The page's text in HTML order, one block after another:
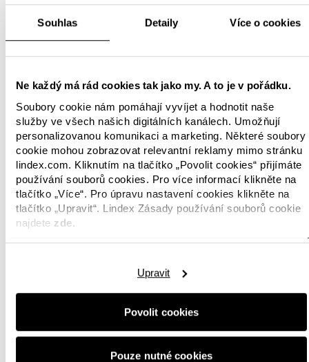
Souhlas Detaily Více o cookies
Ne každý má rád cookies tak jako my. A to je v pořádku.
Soubory cookie nám pomáhají vyvíjet a hodnotit naše
služby ve všech našich digitálních kanálech. Umožňují
personalizovanou komunikaci a marketing. Některé soubory
cookie mohou zobrazovat relevantní reklamy mimo stránku
lindex.com. Kliknutím na tlačítko „Povolit cookies“ přijímáte
používání souborů cookies. Pro více informací klikněte na
tlačítko „Více“. Pro úpravu nastavení cookies klikněte na
tlačítko „Upravit“. Lindex Zásady používání souborů cookie
najdete zde.
Povolit cookies
Upravit
Pouze nutné cookies
globální ředitel pro
nákladní přepravu
společnosti Global Forwar
ding, Freight DHL.
Téměř 90 procent veškerého zboží
společnosti Lindex se přepravuje lodí a využívání
udržitelné alternativy paliva, jako je právě
biopalivo, je důležitou součástí snížení dopadu
lodní dopravy na životní prostředí a omezení
dopadu na klima. Společnost Lindex si vybrala
službu GoGreen Plus společnosti
DHL Global Forwarding, která nabízí biopaliva
vyrobená ze zbytkového odpadu
průmyslu. Kromě snižování emisí oxidu
uhličitého má používání biopaliv také několik
dalších ekologických výhod, jako je snížení
„Používání biopaliv je důležité pro to, abychom